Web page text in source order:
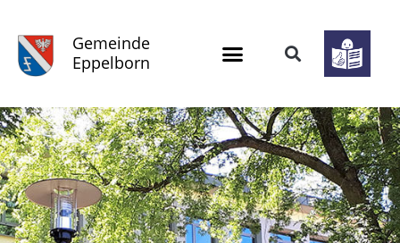
Gemeinde
Eppelborn